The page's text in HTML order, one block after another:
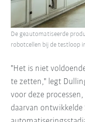
"Het is niet
te zetten," legt
voor deze
daarvan ontwikkelde
De geautomatiseerde
robotcellen bij de testloop